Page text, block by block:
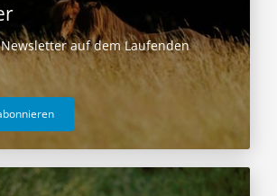
auf dem Laufenden